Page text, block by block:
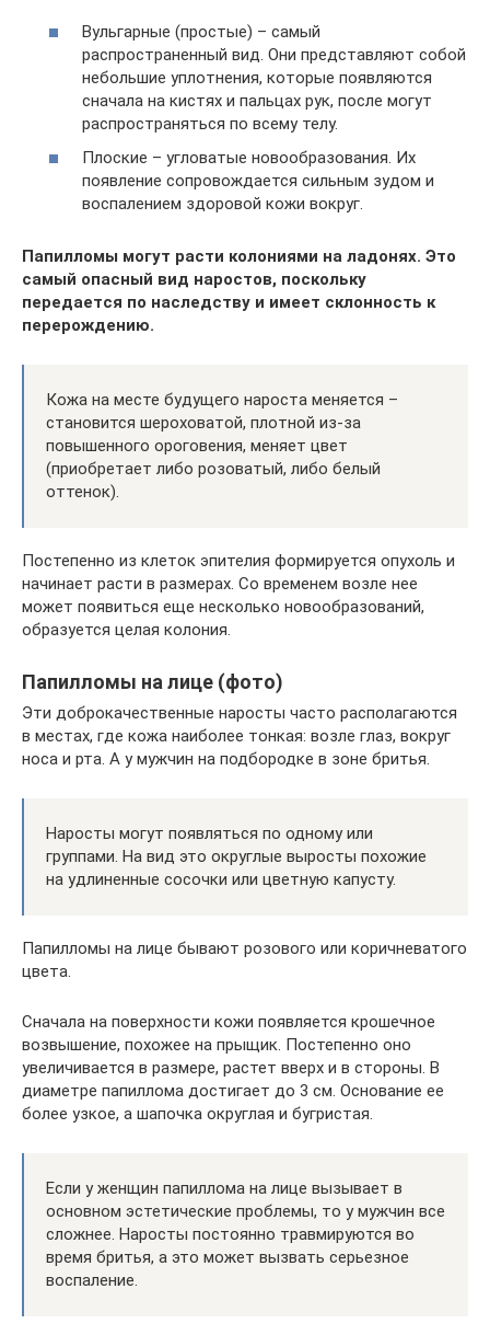
Вульгарные (простые) – самый
распространенный вид. Они представляют собой
небольшие уплотнения, которые появляются
сначала на кистях и пальцах рук, после могут
распространяться по всему телу.
Плоские – угловатые новообразования. Их
появление сопровождается сильным зудом и
воспалением здоровой кожи вокруг.
Папилломы могут расти колониями на ладонях. Это
самый опасный вид наростов, поскольку
передается по наследству и имеет склонность к
перерождению.
Кожа на месте будущего нароста меняется –
становится шероховатой, плотной из-за
повышенного ороговения, меняет цвет
(приобретает либо розоватый, либо белый
оттенок).
Постепенно из клеток эпителия формируется опухоль и
начинает расти в размерах. Со временем возле нее
может появиться еще несколько новообразований,
образуется целая колония.
Папилломы на лице (фото)
Эти доброкачественные наросты часто располагаются
в местах, где кожа наиболее тонкая: возле глаз, вокруг
носа и рта. А у мужчин на подбородке в зоне бритья.
Наросты могут появляться по одному или
группами. На вид это округлые выросты похожие
на удлиненные сосочки или цветную капусту.
Папилломы на лице бывают розового или коричневатого
цвета.
Сначала на поверхности кожи появляется крошечное
возвышение, похожее на прыщик. Постепенно оно
увеличивается в размере, растет вверх и в стороны. В
диаметре папиллома достигает до 3 см. Основание ее
более узкое, а шапочка округлая и бугристая.
Если у женщин папиллома на лице вызывает в
основном эстетические проблемы, то у мужчин все
сложнее. Наросты постоянно травмируются во
время бритья, а это может вызвать серьезное
воспаление.